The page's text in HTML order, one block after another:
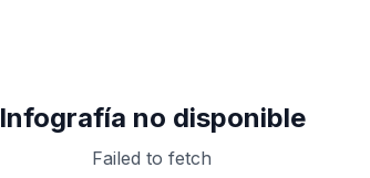
Infografía no disponible
Failed to fetch